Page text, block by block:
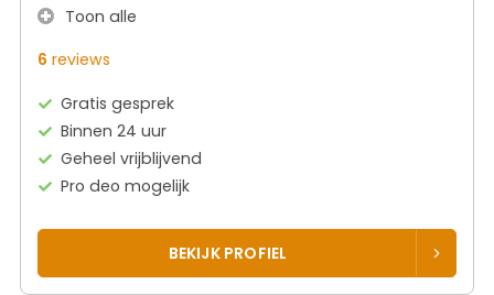
Toon alle
6 reviews
Gratis gesprek
Binnen 24 uur
Geheel vrijblijvend
Pro deo mogelijk
BEKIJK PROFIEL